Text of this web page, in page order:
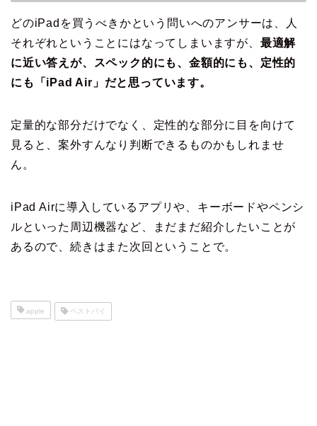
どのiPadを買うべきかという問いへのアンサーは、人
それぞれということにはなってしまいますが、 最適解
に近い答えが、スペック的にも、金額的にも、定性的
にも「iPad Air」だと思っています。
定量的な部分だけでなく、定性的な部分に目を向けて
見ると、案外すんなり判断できるものかもしれませ
ん。
iPad Airに導入しているアプリや、キーボードやペンシ
ルといった周辺機器など、まだまだ紹介したいことが
あるので、続きはまた次回ということで。
apple ベストバイ